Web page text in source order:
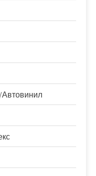
Автовинил